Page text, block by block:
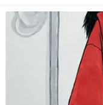
美人女医に聞いた「
位は？ | ニコニコニュ
頬にはほうれい線が深く
でっぷりと肉が乗る……あ
惨だ。劣化を自覚してい